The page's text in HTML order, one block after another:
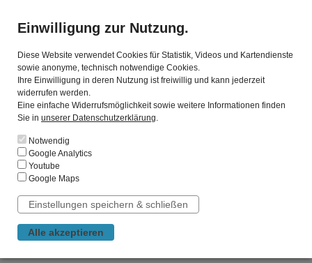
BiedenkopfWärme
Wärmelösungen
Service
Wärmeerzeugung
Wärmewende
Fragebogen Wärmeplanung
Bestandsanalyse
Potenzialanalyse
STARTSEITE»
Hinweis: Nachfolgend können Sie die wesentlichen
Ergebnisse unserer Bestandsanalyse einsehen.
Sie finden die detaillierte Auswertung der Ergebnisse als
Download unten auf dieser Seite.
Einwilligung zur Nutzung.
Diese Website verwendet Cookies für Statistik, Videos und Kartendienste
sowie anonyme, technisch notwendige Cookies.
Ihre Einwilligung in deren Nutzung ist freiwillig und kann jederzeit
widerrufen werden.
Eine einfache Widerrufsmöglichkeit sowie weitere Informationen finden
Sie in unserer Datenschutzerklärung.
Notwendig
Google Analytics
Youtube
Google Maps
Einstellungen speichern & schließen
Alle akzeptieren